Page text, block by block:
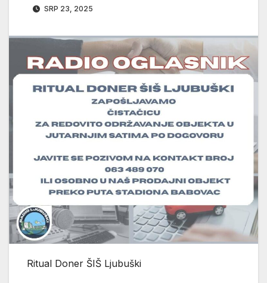
SRP 23, 2025
Ritual Doner ŠIŠ Ljubuški